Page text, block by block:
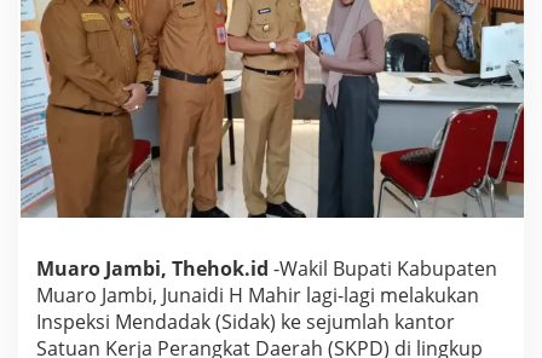
r
S
i
d
a
k
k
e
S
e
j
m
l
a
h
Muaro Jambi, Thehok.id -Wakil Bupati Kabupaten
Muaro Jambi, Junaidi H Mahir lagi-lagi melakukan
Inspeksi Mendadak (Sidak) ke sejumlah kantor
Satuan Kerja Perangkat Daerah (SKPD) di lingkup